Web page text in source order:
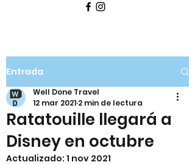
Entrada
Ratatouille llegará a
Disney en octubre
Well Done Travel
12 mar 2021 2 min de lectura
Actualizado: 1 nov 2021